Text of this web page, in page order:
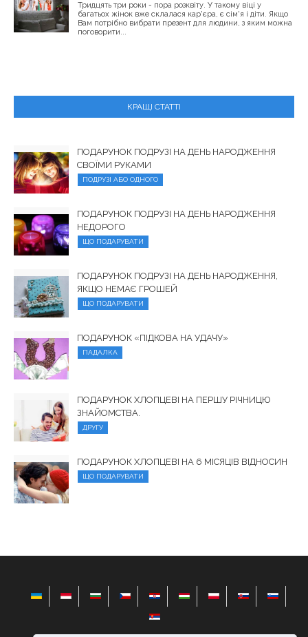
Тридцять три роки - пора розквіту. У такому віці у
багатьох жінок вже склалася кар'єра, є сім'я і діти. Якщо
Вам потрібно вибрати презент для людини, з яким можна
поговорити...
КРАЩІ СТАТТІ
ПОДАРУНОК ПОДРУЗІ НА ДЕНЬ НАРОДЖЕННЯ
СВОЇМИ РУКАМИ
ПОДРУЗІ АБО ОДНОГО
ПОДАРУНОК ПОДРУЗІ НА ДЕНЬ НАРОДЖЕННЯ
НЕДОРОГО
ЩО ПОДАРУВАТИ
ПОДАРУНОК ПОДРУЗІ НА ДЕНЬ НАРОДЖЕННЯ,
ЯКЩО НЕМАЄ ГРОШЕЙ
ЩО ПОДАРУВАТИ
ПОДАРУНОК «ПІДКОВА НА УДАЧУ»
ПАДАЛКА
ПОДАРУНОК ХЛОПЦЕВІ НА ПЕРШУ РІЧНИЦЮ
ЗНАЙОМСТВА.
ДРУГУ
ПОДАРУНОК ХЛОПЦЕВІ НА 6 МІСЯЦІВ ВІДНОСИН
ЩО ПОДАРУВАТИ